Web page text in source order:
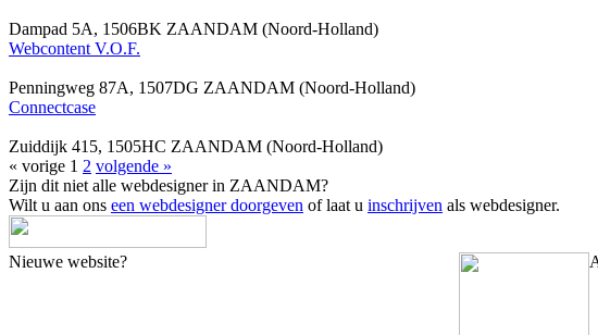
Dampad 5A, 1506BK ZAANDAM (Noord-Holland)
Webcontent V.O.F.
Penningweg 87A, 1507DG ZAANDAM (Noord-Holland)
Connectcase
Zuiddijk 415, 1505HC ZAANDAM (Noord-Holland)
« vorige 1 2 volgende »
Zijn dit niet alle webdesigner in ZAANDAM?
Wilt u aan ons een webdesigner doorgeven of laat u inschrijven als webdesigner.
Nieuwe website?